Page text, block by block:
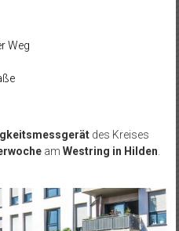
Weg
des Kreises
am Westring in Hilden.